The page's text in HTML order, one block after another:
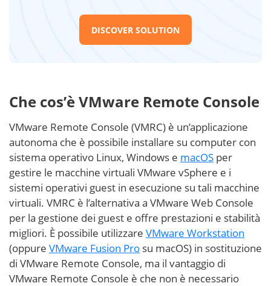
DISCOVER SOLUTION
Che cos’è VMware Remote Console
VMware Remote Console (VMRC) è un’applicazione
autonoma che è possibile installare su computer con
sistema operativo Linux, Windows e macOS per
gestire le macchine virtuali VMware vSphere e i
sistemi operativi guest in esecuzione su tali macchine
virtuali. VMRC è l’alternativa a VMware Web Console
per la gestione dei guest e offre prestazioni e stabilità
migliori. È possibile utilizzare VMware Workstation
(oppure VMware Fusion Pro su macOS) in sostituzione
di VMware Remote Console, ma il vantaggio di
VMware Remote Console è che non è necessario